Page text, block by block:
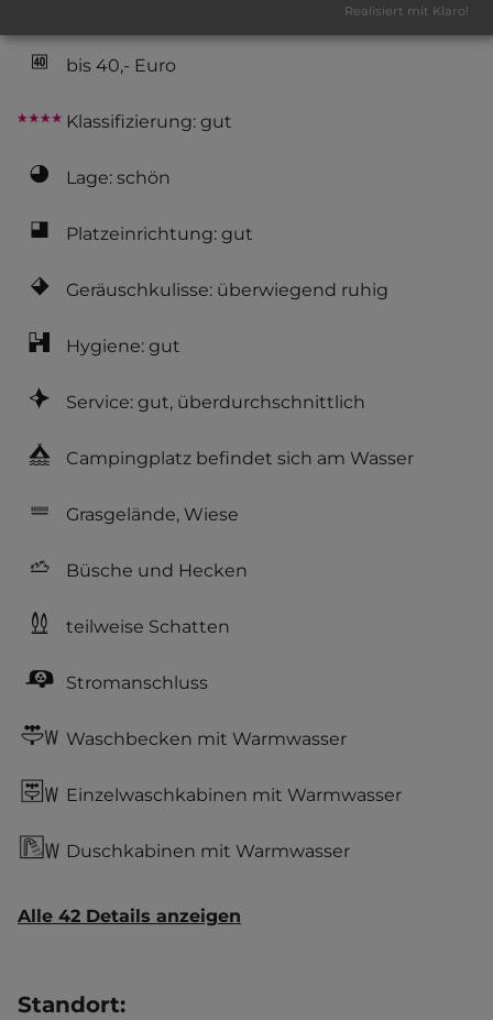
bis 40,- Euro
Klassifizierung: gut
Lage: schön
Platzeinrichtung: gut
Geräuschkulisse: überwiegend ruhig
Hygiene: gut
Service: gut, überdurchschnittlich
Campingplatz befindet sich am Wasser
Grasgelände, Wiese
Büsche und Hecken
teilweise Schatten
Stromanschluss
Waschbecken mit Warmwasser
Einzelwaschkabinen mit Warmwasser
Duschkabinen mit Warmwasser
Alle 42 Details anzeigen
Standort:
Realisiert mit Klaro!